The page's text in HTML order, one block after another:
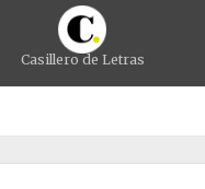
Casillero de Letras